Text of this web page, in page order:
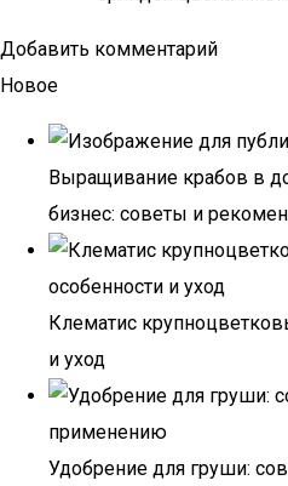
Добавить комментарий
Новое
Выращивание крабов в
бизнес: советы и
Клематис
и уход
Удобрение для груши: